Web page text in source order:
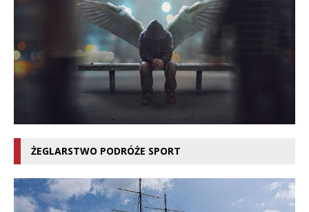
ŻEGLARSTWO PODRÓŻE SPORT